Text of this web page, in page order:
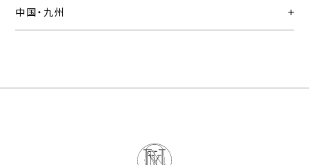
中国・九州